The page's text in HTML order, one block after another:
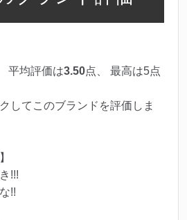
平均評価は3.50点、 最高は5点
してこのブランドを評価しま
!!!
!!